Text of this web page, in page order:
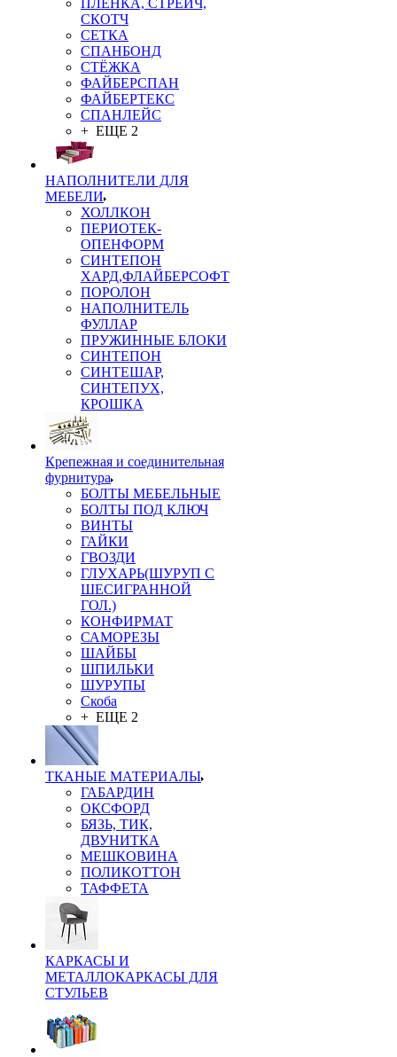
ПЛЁНКА, СТРЕЙЧ,
СКОТЧ
СЕТКА
СПАНБОНД
СТЁЖКА
ФАЙБЕРСПАН
ФАЙБЕРТЕКС
СПАНЛЕЙС
+ ЕЩЕ 2
НАПОЛНИТЕЛИ ДЛЯ
МЕБЕЛИ
ХОЛЛКОН
ПЕРИОТЕК-
ОПЕНФОРМ
СИНТЕПОН
ХАРД,ФЛАЙБЕРСОФТ
ПОРОЛОН
НАПОЛНИТЕЛЬ
ФУЛЛАР
ПРУЖИННЫЕ БЛОКИ
СИНТЕПОН
СИНТЕШАР,
СИНТЕПУХ,
КРОШКА
Крепежная и соединительная
фурнитура
БОЛТЫ МЕБЕЛЬНЫЕ
БОЛТЫ ПОД КЛЮЧ
ВИНТЫ
ГАЙКИ
ГВОЗДИ
ГЛУХАРЬ(ШУРУП С
ШЕСИГРАННОЙ
ГОЛ.)
КОНФИРМАТ
САМОРЕЗЫ
ШАЙБЫ
ШПИЛЬКИ
ШУРУПЫ
Скоба
+ ЕЩЕ 2
ТКАНЫЕ МАТЕРИАЛЫ
ГАБАРДИН
ОКСФОРД
БЯЗЬ, ТИК,
ДВУНИТКА
МЕШКОВИНА
ПОЛИКОТТОН
ТАФФЕТА
КАРКАСЫ И
МЕТАЛЛОКАРКАСЫ ДЛЯ
СТУЛЬЕВ